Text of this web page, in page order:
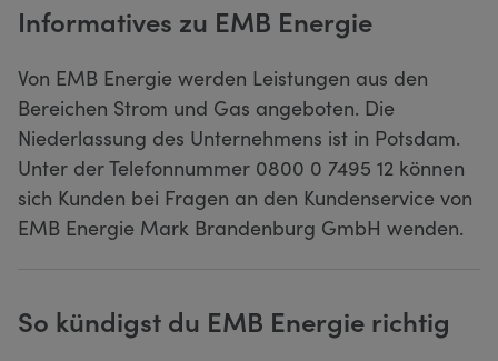
Informatives zu EMB Energie
Von EMB Energie werden Leistungen aus den
Bereichen Strom und Gas angeboten. Die
Niederlassung des Unternehmens ist in Potsdam.
Unter der Telefonnummer 0800 0 7495 12 können
sich Kunden bei Fragen an den Kundenservice von
EMB Energie Mark Brandenburg GmbH wenden.
So kündigst du EMB Energie richtig